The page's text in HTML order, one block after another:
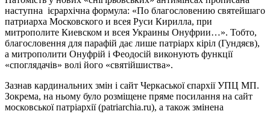
наступна ієрархічна формула: «По благословению святейшаго
патриарха Московского и всея Руси Кирилла, при
митрополите Киевском и всея Украины Онуфрии…». Тобто,
благословення для парафій дає лише патріарх кіріл (Гундяєв),
а митрополити Онуфрій і Феодосій виконують функції
«споглядачів» волі його «святійшиства».
Зазнав кардинальних змін і сайт Черкаської єпархії УПЦ МП.
Зокрема, на ньому було розміщене пряме посилання на сайт
московської патріархії (patriarchia.ru), а також змінена